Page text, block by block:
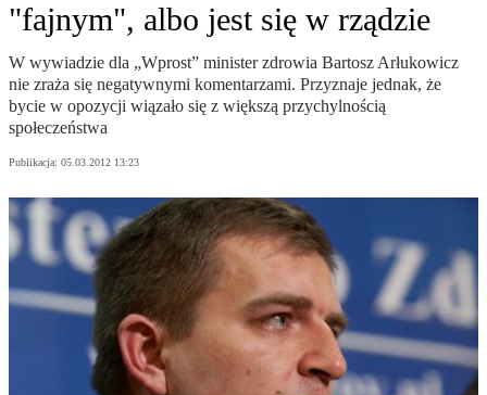
"fajnym", albo jest się w rządzie
W wywiadzie dla „Wprost” minister zdrowia Bartosz Arłukowicz
nie zraża się negatywnymi komentarzami. Przyznaje jednak, że
bycie w opozycji wiązało się z większą przychylnością
społeczeństwa
Publikacja: 05.03.2012 13:23